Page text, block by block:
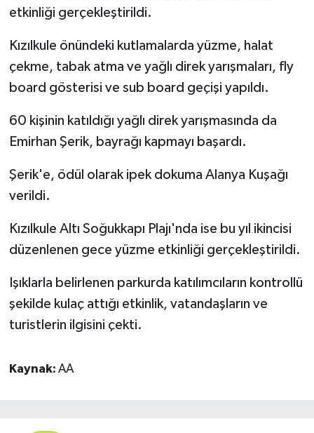
etkinliği gerçekleştirildi.
Kızılkule önündeki kutlamalarda yüzme, halat
çekme, tabak atma ve yağlı direk yarışmaları, fly
board gösterisi ve sub board geçişi yapıldı.
60 kişinin katıldığı yağlı direk yarışmasında da
Emirhan Şerik, bayrağı kapmayı başardı.
Şerik'e, ödül olarak ipek dokuma Alanya Kuşağı
verildi.
Kızılkule Altı Soğukkapı Plajı'nda ise bu yıl ikincisi
düzenlenen gece yüzme etkinliği gerçekleştirildi.
Işıklarla belirlenen parkurda katılımcıların kontrollü
şekilde kulaç attığı etkinlik, vatandaşların ve
turistlerin ilgisini çekti.
Kaynak: AA